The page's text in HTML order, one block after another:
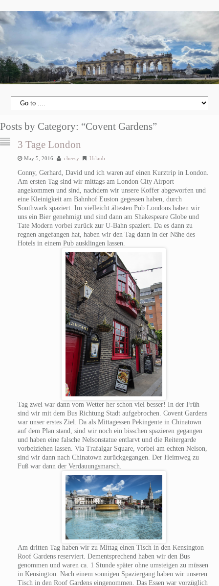
Posts by Category: “Covent Gardens”
3 Tage London
May 5, 2016 cheesy Urlaub
Conny, Gerhard, David und ich waren auf einen Kurztrip in London.
Am ersten Tag sind wir mittags am London City Airport
angekommen und sind, nachdem wir unsere Koffer abgeworfen und
eine Kleinigkeit am Bahnhof Euston gegessen haben, durch
Southwark spaziert. Im vielleicht ältesten Pub Londons haben wir
uns ein Bier genehmigt und sind dann am Shakespeare Globe und
Tate Modern vorbei zurück zur U-Bahn spaziert. Da es dann zu
regnen angefangen hat, haben wir den Tag dann in der Nähe des
Hotels in einem Pub ausklingen lassen.
Tag zwei war dann vom Wetter her schon viel besser! In der Früh
sind wir mit dem Bus Richtung Stadt aufgebrochen. Covent Gardens
war unser erstes Ziel. Da als Mittagessen Pekingente in Chinatown
auf dem Plan stand, sind wir noch ein bisschen spazieren gegangen
und haben eine falsche Nelsonstatue entlarvt und die Reitergarde
vorbeiziehen lassen. Via Trafalgar Square, vorbei am echten Nelson,
sind wir dann nach Chinatown zurückgegangen. Der Heimweg zu
Fuß war dann der Verdauungsmarsch.
Am dritten Tag haben wir zu Mittag einen Tisch in den Kensington
Roof Gardens reserviert. Dementsprechend haben wir den Bus
genommen und waren ca. 1 Stunde später ohne umsteigen zu müssen
in Kensington. Nach einem sonnigen Spaziergang haben wir unseren
Tisch in den Roof Gardens eingenommen. Das Essen war vorzüglich